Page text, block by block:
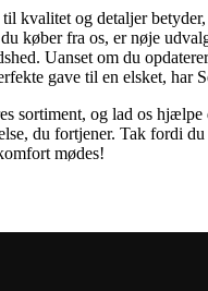
kvalitet og detaljer
køber fra os, er nøje
Uanset om du
gave til en elsket, har
sortiment, og lad os hjælpe
du fortjener. Tak fordi
mødes!